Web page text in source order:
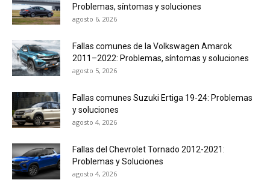
Problemas, síntomas y soluciones
agosto 6, 2026
Fallas comunes de la Volkswagen Amarok
2011–2022: Problemas, síntomas y soluciones
agosto 5, 2026
Fallas comunes Suzuki Ertiga 19-24: Problemas
y soluciones
agosto 4, 2026
Fallas del Chevrolet Tornado 2012-2021:
Problemas y Soluciones
agosto 4, 2026